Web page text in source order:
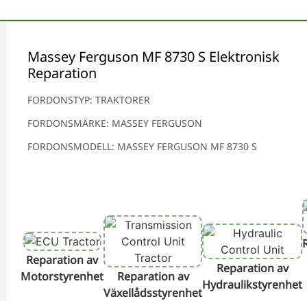
Massey Ferguson MF 8730 S Elektronisk
Reparation
FORDONSTYP: TRAKTORER
FORDONSMÄRKE: MASSEY FERGUSON
FORDONSMODELL: MASSEY FERGUSON MF 8730 S
Reparation av
Motorstyrenhet
Reparation av
Växellådsstyrenhet
Reparation av
Hydraulikstyrenhet